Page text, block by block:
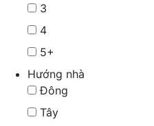
3
4
5+
Hướng nhà
Đông
Tây